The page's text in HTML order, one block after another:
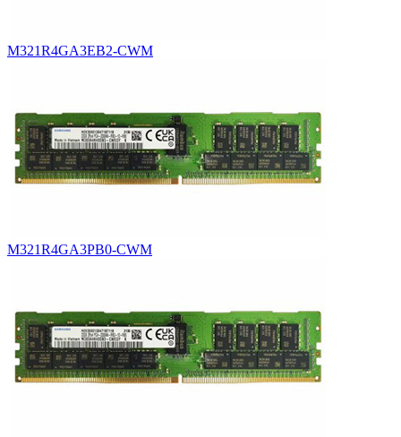
M321R4GA3EB2-CWM
M321R4GA3PB0-CWM